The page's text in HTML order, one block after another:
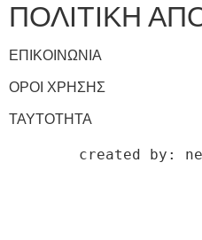
ΠΟΛΙΤΙΚΗ
ΕΠΙΚΟΙΝΩΝΙΑ
ΟΡΟΙ ΧΡΗΣΗΣ
ΤΑΥΤΟΤΗΤΑ
created by: